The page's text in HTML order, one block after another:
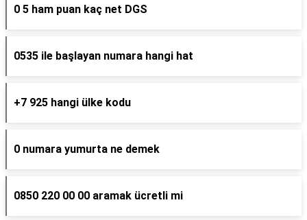
0 5 ham puan kaç net DGS
0535 ile başlayan numara hangi hat
+7 925 hangi ülke kodu
0 numara yumurta ne demek
0850 220 00 00 aramak ücretli mi